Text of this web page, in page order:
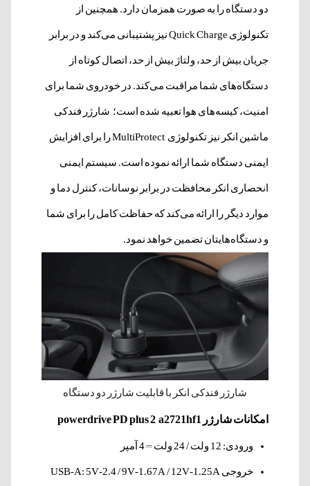
دو دستگاه را به صورت همزمان دارد. همچنین از
تکنولوژی Quick Charge نیز پشتیبانی می‌کند و در برابر
جریان بیش از حد، ولتاژ بیش از حد، اتصال کوتاه از
دستگاه‌های شما مراقبت می‌کند. در خودروی شما برای
امنیت، کیسه‌های هوا تعبیه شده است؛ شارژر فندکی
ماشین انکر نیز تکنولوژی MultiProtect را برای افزایش
ایمنی دستگاه شما ارائه نموده است. سیستم ایمنی
انحصاری انکر محافظت در برابر نوسانات، کنترل دما و
موارد دیگر را ارائه می‌کند که حفاظت کامل را برای شما
و دستگاه‌هایتان تضمین خواهد نمود.
شارژر فندکی انکر با قابلیت شارژر دو دستگاه
امکانات شارژر powerdrive PD plus 2 a2721hf1
ورودی: 12 ولت / 24 ولت ⎓ 4 آمپر
خروجی USB-A: 5V-2.4 / 9V-1.67A / 12V-1.25A